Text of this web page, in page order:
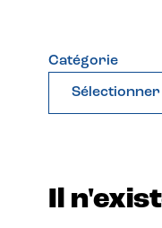
Catégorie
Sélectionner
Il